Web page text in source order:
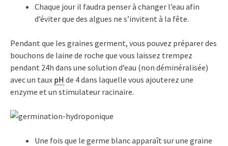
Chaque jour il faudra penser à changer l’eau afin
d’éviter que des algues ne s’invitent à la fête.
Pendant que les graines germent, vous pouvez préparer des
bouchons de laine de roche que vous laissez trempez
pendant 24h dans une solution d’eau (non déminéralisée)
avec un taux pH de 4 dans laquelle vous ajouterez une
enzyme et un stimulateur racinaire.
Une fois que le germe blanc apparaît sur une graine